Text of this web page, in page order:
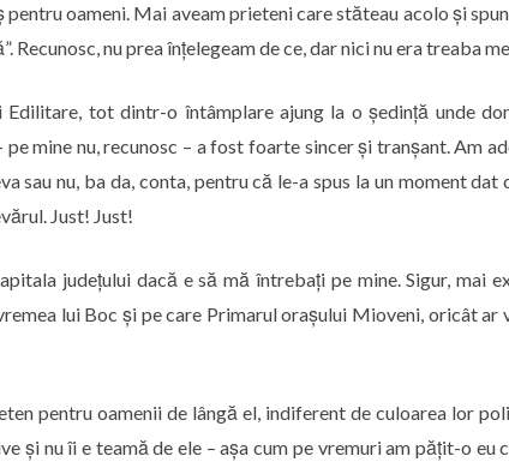
oameni. Mai aveam prieteni care stăteau acolo și
nu prea înțelegeam de ce, dar nici nu era treaba
tot dintr-o întâmplare ajung la o ședință unde
mine nu, recunosc – a fost foarte sincer și tranșant. Am
sau nu, ba da, conta, pentru că le-a spus la un moment dat
Just! Just!
județului dacă e să mă întrebați pe mine. Sigur, mai
lui Boc și pe care Primarul orașului Mioveni, oricât ar
pentru oamenii de lângă el, indiferent de culoarea lor
și nu îi e teamă de ele – așa cum pe vremuri am pățit-o eu